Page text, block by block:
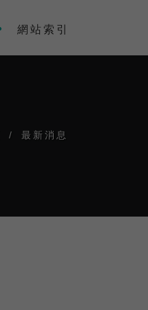
網站索引
/ 最新消息